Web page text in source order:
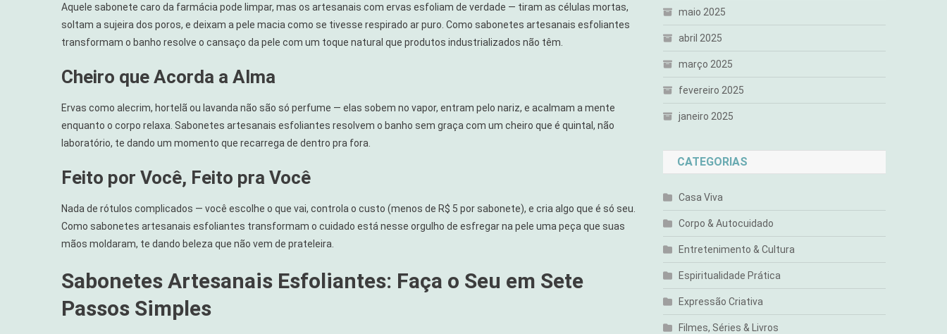
Aquele sabonete caro da farmácia pode limpar, mas os artesanais com ervas esfoliam de verdade — tiram as células mortas,
soltam a sujeira dos poros, e deixam a pele macia como se tivesse respirado ar puro. Como sabonetes artesanais esfoliantes
transformam o banho resolve o cansaço da pele com um toque natural que produtos industrializados não têm.
Cheiro que Acorda a Alma
Ervas como alecrim, hortelã ou lavanda não são só perfume — elas sobem no vapor, entram pelo nariz, e acalmam a mente
enquanto o corpo relaxa. Sabonetes artesanais esfoliantes resolvem o banho sem graça com um cheiro que é quintal, não
laboratório, te dando um momento que recarrega de dentro pra fora.
Feito por Você, Feito pra Você
Nada de rótulos complicados — você escolhe o que vai, controla o custo (menos de R$ 5 por sabonete), e cria algo que é só seu.
Como sabonetes artesanais esfoliantes transformam o cuidado está nesse orgulho de esfregar na pele uma peça que suas
mãos moldaram, te dando beleza que não vem de prateleira.
Sabonetes Artesanais Esfoliantes: Faça o Seu em Sete
Passos Simples
maio 2025
abril 2025
março 2025
fevereiro 2025
janeiro 2025
CATEGORIAS
Casa Viva
Corpo & Autocuidado
Entretenimento & Cultura
Espiritualidade Prática
Expressão Criativa
Filmes, Séries & Livros